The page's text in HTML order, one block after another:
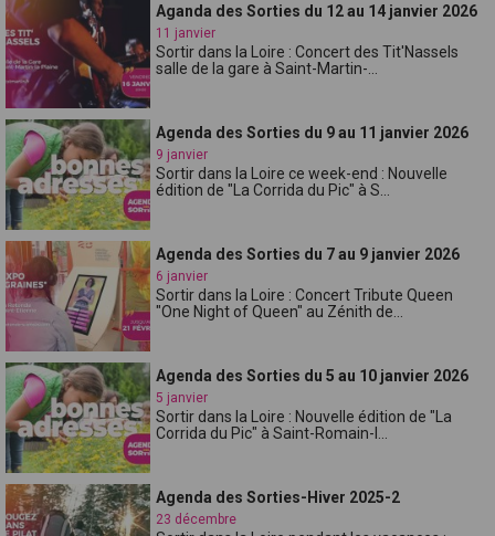
Aganda des Sorties du 12 au 14 janvier 2026
11 janvier
Sortir dans la Loire : Concert des Tit'Nassels
salle de la gare à Saint-Martin-...
Agenda des Sorties du 9 au 11 janvier 2026
9 janvier
Sortir dans la Loire ce week-end : Nouvelle
édition de "La Corrida du Pic" à S...
Agenda des Sorties du 7 au 9 janvier 2026
6 janvier
Sortir dans la Loire : Concert Tribute Queen
"One Night of Queen" au Zénith de...
Agenda des Sorties du 5 au 10 janvier 2026
5 janvier
Sortir dans la Loire : Nouvelle édition de "La
Corrida du Pic" à Saint-Romain-l...
Agenda des Sorties-Hiver 2025-2
23 décembre